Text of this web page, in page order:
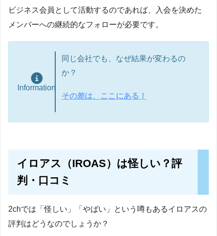
ビジネス会員として活動するのであれば、入会を決めた
メンバーへの継続的なフォローが必要です。
Information
同じ会社でも、なぜ結果が変わるの
か？
その差は、ここにある！
イロアス（IROAS）は怪しい？評
判・口コミ
2chでは「怪しい」「やばい」という噂もあるイロアスの
評判はどうなのでしょうか？